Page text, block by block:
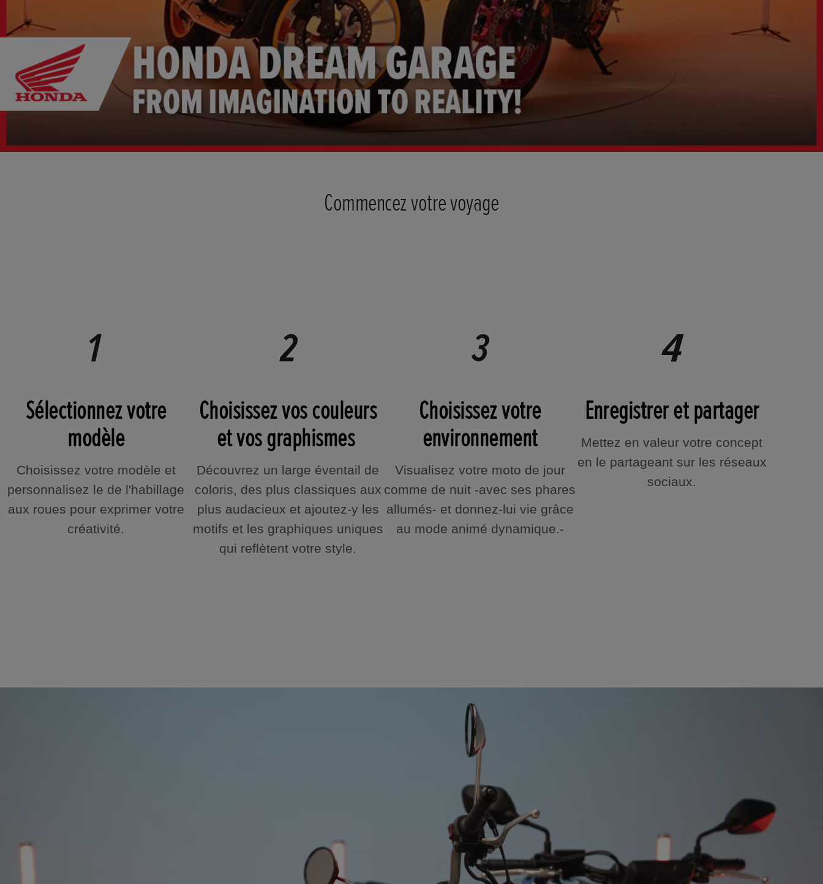
Commencez votre voyage
Sélectionnez votre
modèle
Choisissez votre modèle et
personnalisez le de l'habillage
aux roues pour exprimer votre
créativité.
Choisissez vos couleurs
et vos graphismes
Découvrez un large éventail de
coloris, des plus classiques aux
plus audacieux et ajoutez-y les
motifs et les graphiques uniques
qui reflètent votre style.
Choisissez votre
environnement
Visualisez votre moto de jour
comme de nuit -avec ses phares
allumés- et donnez-lui vie grâce
au mode animé dynamique.-
Enregistrer et partager
Mettez en valeur votre concept
en le partageant sur les réseaux
sociaux.